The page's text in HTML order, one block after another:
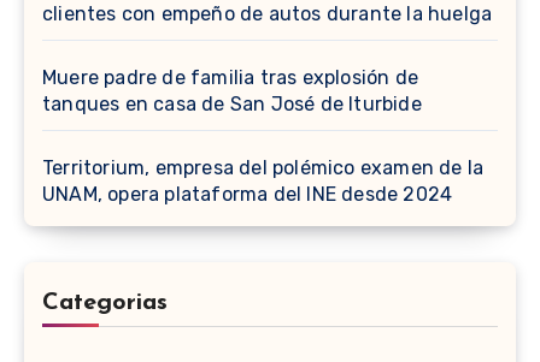
clientes con empeño de autos durante la huelga
Muere padre de familia tras explosión de
tanques en casa de San José de Iturbide
Territorium, empresa del polémico examen de la
UNAM, opera plataforma del INE desde 2024
Categorias